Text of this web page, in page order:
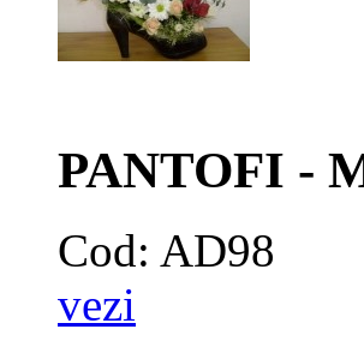
PANTOFI -
Cod: AD98
vezi